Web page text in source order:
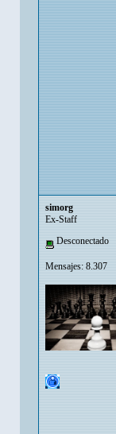
simorg
Ex-Staff
Desconectado
Mensajes: 8.307